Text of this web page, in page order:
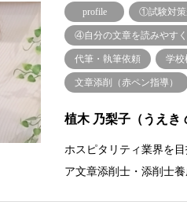
profile ①試験対策
④自分の文章を読みやす
代筆・執筆依頼 学校
文章添削（赤ペン指導）
植木 乃梨子（うえき
ホスピタリティ業界を
ア文章添削士・添削士